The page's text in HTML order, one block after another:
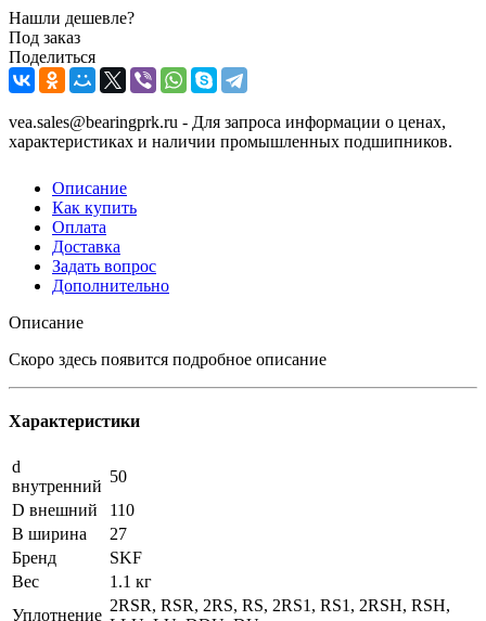
Нашли дешевле?
Под заказ
Поделиться
vea.sales@bearingprk.ru - Для запроса информации о ценах,
характеристиках и наличии промышленных подшипников.
Описание
Как купить
Оплата
Доставка
Задать вопрос
Дополнительно
Описание
Скоро здесь появится подробное описание
Характеристики
d
внутренний
50
D внешний
110
B ширина
27
Бренд
SKF
Вес
1.1 кг
Уплотнение
2RSR, RSR, 2RS, RS, 2RS1, RS1, 2RSH, RSH,